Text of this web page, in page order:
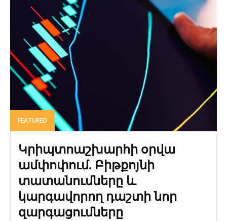
FEATURED
Կրիպտոաշխարհի օրվա
ամփոփում. Բիթքոյնի
տատանումները և
կարգավորող դաշտի նոր
զարգացումները